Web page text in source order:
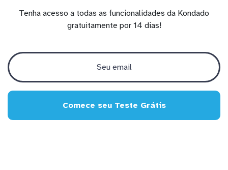
Tenha acesso a todas as funcionalidades da Kondado
gratuitamente por 14 dias!
Comece seu Teste Grátis